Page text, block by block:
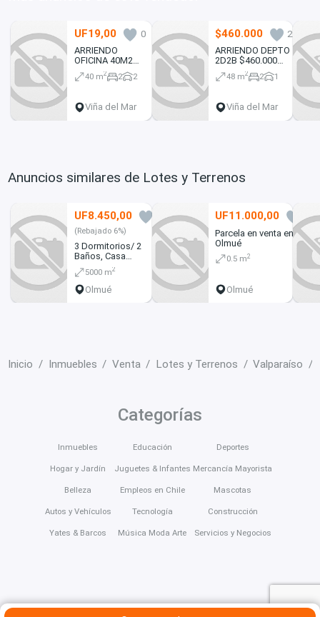
UF19,00
0
ARRIENDO
OFICINA 40M2
DOS PRIVADOS
2 40 m2 2 2
Viña del Mar
$460.000
2
ARRIENDO DEPTO
2D2B $460.000
2D2B PASO
HONDO PISO
48 m2 2 1
Viña del Mar
Anuncios similares de Lotes y Terrenos
UF8.450,00
(Rebajado 6%)
3 Dormitorios/ 2
Baños, Casa
Moderna (164103)
5000 m2
Olmué
UF11.000,00
0
Parcela en venta en
Olmué
0.5 m2
Olmué
Inicio Inmuebles Venta Lotes y Terrenos Valparaíso
Categorías
Inmuebles
Hogar y Jardín
Belleza
Autos y Vehículos
Yates & Barcos
Educación
Juguetes & Infantes
Empleos en Chile
Tecnología
Música Moda Arte
Deportes
Mercancía Mayorista
Mascotas
Construcción
Servicios y Negocios